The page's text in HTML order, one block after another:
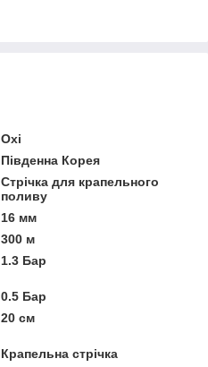
Oxi
Південна Корея
Стрічка для крапельного
поливу
16 мм
300 м
1.3 Бар
0.5 Бар
20 см
Крапельна стрічка